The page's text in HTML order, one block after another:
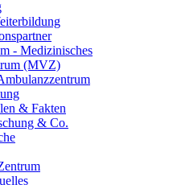
- Medizinisches
(MVZ)
& Fakten
& Co.